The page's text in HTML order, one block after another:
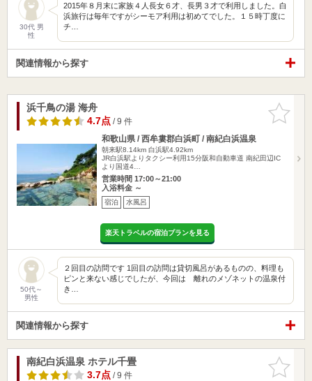
30代 男
性
2015年８月末に家族４人長女６才、長男３才で利用しました。白
浜旅行は毎年ですがシーモア利用は初めてでした。１５時丁度に
チ…
関連情報から探す
お気に入
りに追加
浜千鳥の湯 海舟
4.7点/ 9 件
和歌山県 / 西牟婁郡白浜町 / 南紀白浜温泉
朝来駅8.14km 白浜駅4.92km
JR白浜駅よりタクシー利用15分阪和自動車道 南紀田辺IC
より国道4…
営業時間 17:00～21:00
入浴料金 ～
宿泊 水風呂
楽天トラベルの宿泊プランを見る
50代～
男性
２回目の訪問です 1回目の訪問は貸切風呂があるものの、料理も
ピンと来ない感じでしたが、今回は 離れのメゾネットの温泉付
き…
関連情報から探す
お気に入
りに追加
南紀白浜温泉 ホテル千畳
3.7点/ 9 件